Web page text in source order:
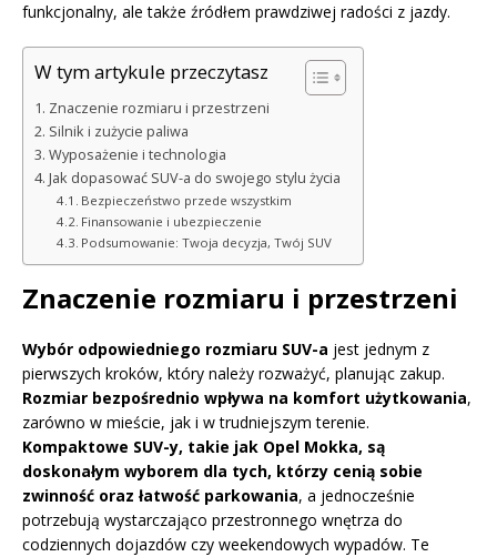
funkcjonalny, ale także źródłem prawdziwej radości z jazdy.
W tym artykule przeczytasz
Znaczenie rozmiaru i przestrzeni
Silnik i zużycie paliwa
Wyposażenie i technologia
Jak dopasować SUV-a do swojego stylu życia
Bezpieczeństwo przede wszystkim
Finansowanie i ubezpieczenie
Podsumowanie: Twoja decyzja, Twój SUV
Znaczenie rozmiaru i przestrzeni
Wybór odpowiedniego rozmiaru SUV-a jest jednym z
pierwszych kroków, który należy rozważyć, planując zakup.
Rozmiar bezpośrednio wpływa na komfort użytkowania,
zarówno w mieście, jak i w trudniejszym terenie.
Kompaktowe SUV-y, takie jak Opel Mokka, są
doskonałym wyborem dla tych, którzy cenią sobie
zwinność oraz łatwość parkowania, a jednocześnie
potrzebują wystarczająco przestronnego wnętrza do
codziennych dojazdów czy weekendowych wypadów. Te